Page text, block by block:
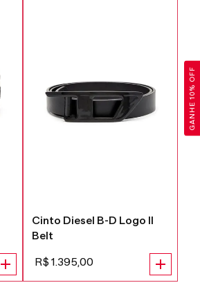
GANHE 10% OFF
Cinto Diesel B-D Logo II
Belt
R$ 1.395,00